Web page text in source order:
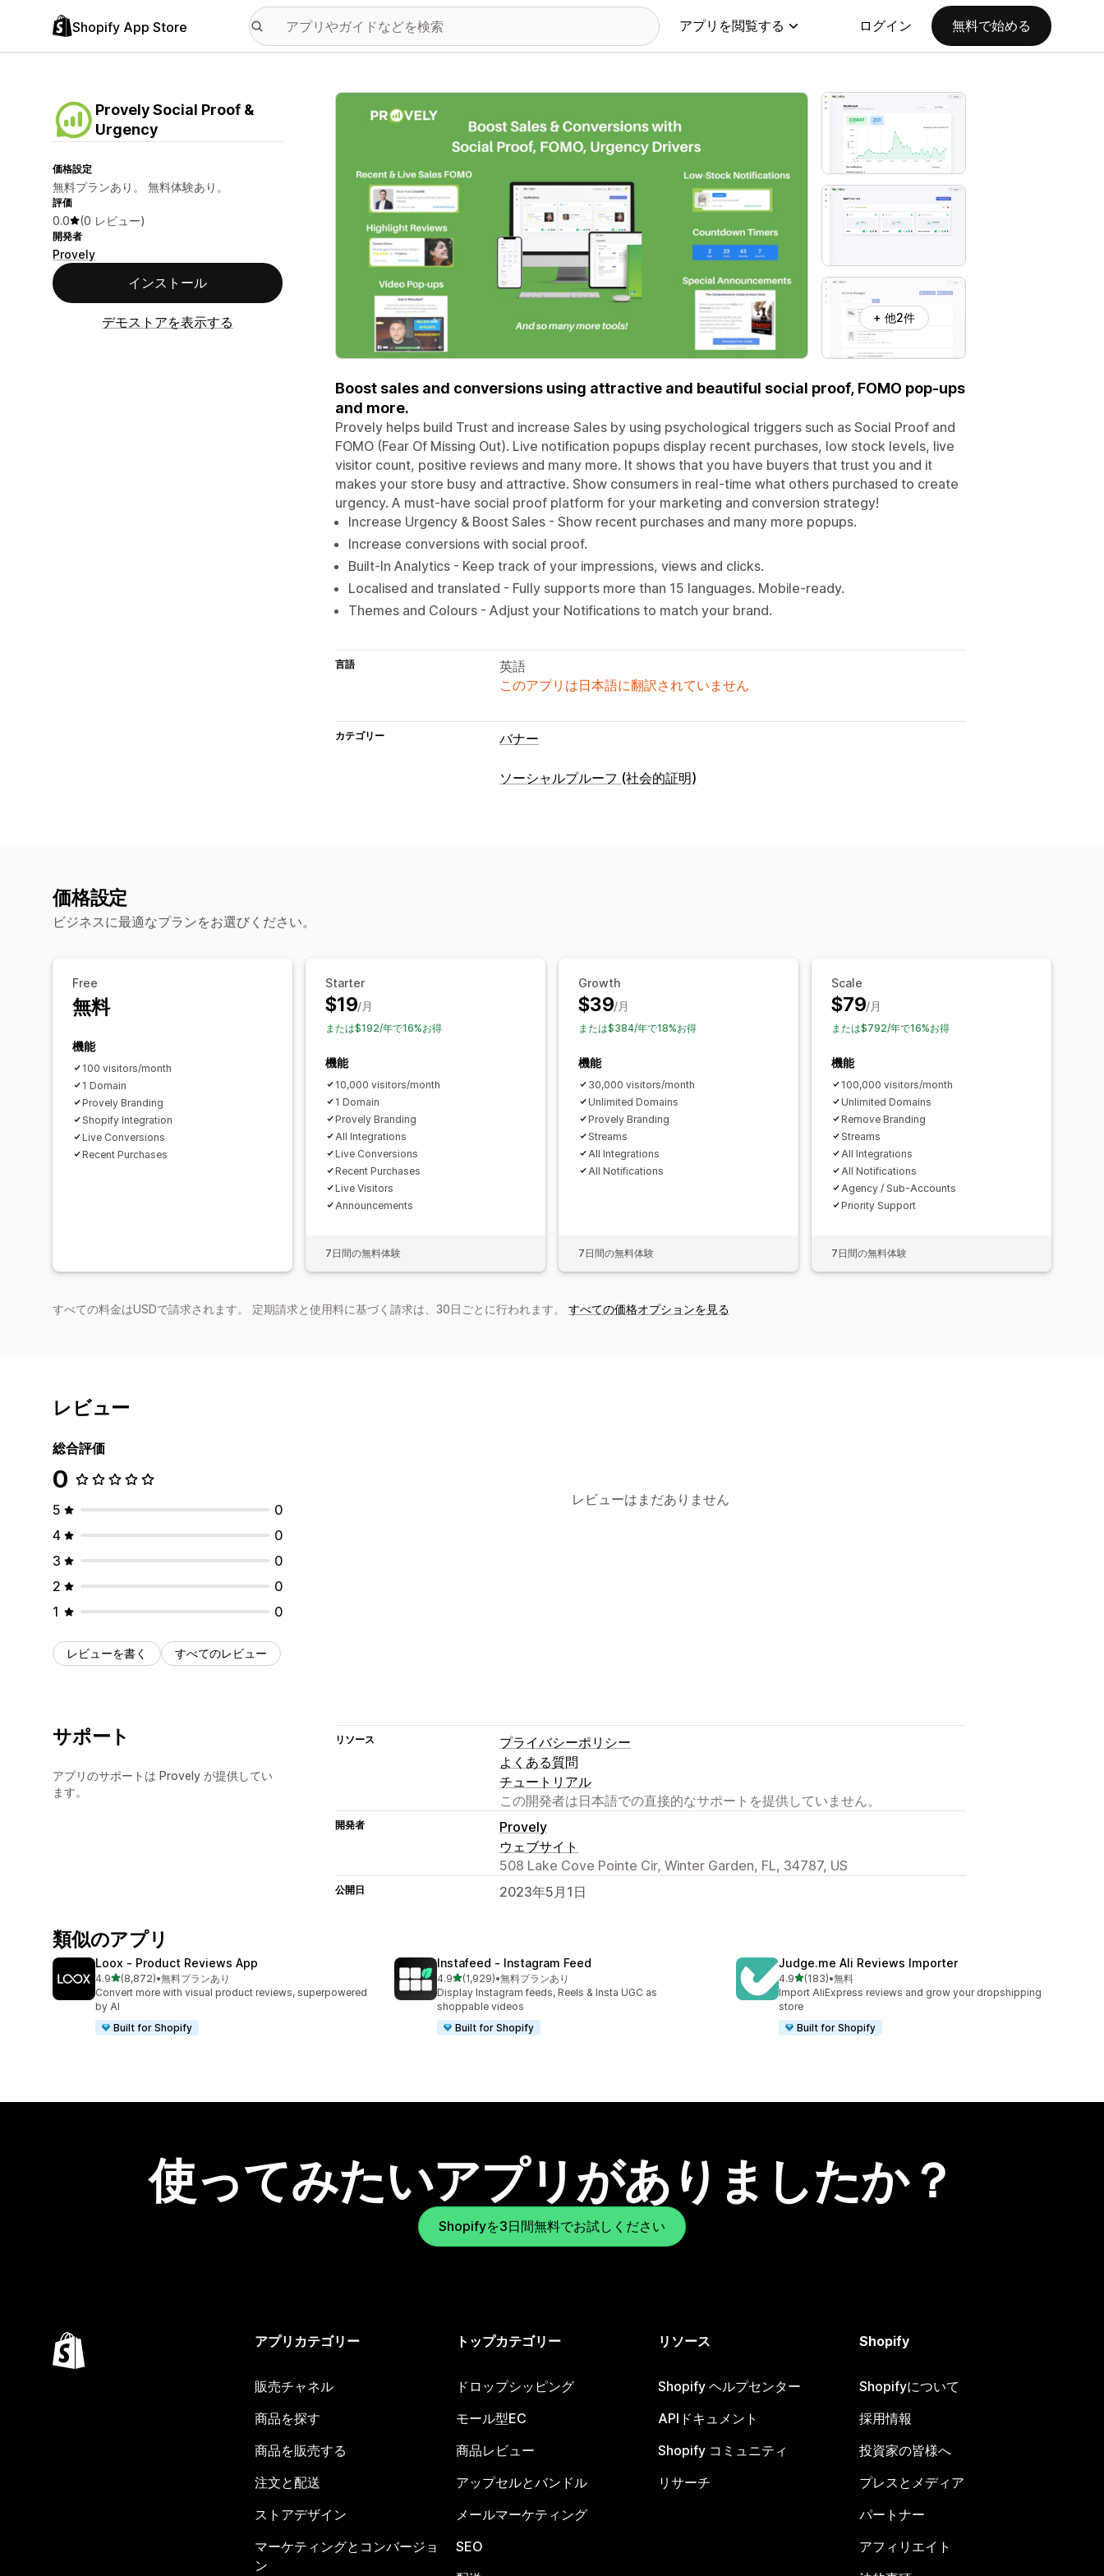
Shopify App Store アプリを閲覧する ログイン 無料で始める
Provely Social Proof &
Urgency
価格設定
無料プランあり。 無料体験あり。
評価
0.0 (0 レビュー)
開発者
Provely
インストール
デモストアを表示する
特集の画像ギャラリー
+ 他2件
Boost sales and conversions using attractive and beautiful social proof, FOMO pop-ups
and more.
Provely helps build Trust and increase Sales by using psychological triggers such as Social Proof and
FOMO (Fear Of Missing Out). Live notification popups display recent purchases, low stock levels, live
visitor count, positive reviews and many more. It shows that you have buyers that trust you and it
makes your store busy and attractive. Show consumers in real-time what others purchased to create
urgency. A must-have social proof platform for your marketing and conversion strategy!
Increase Urgency & Boost Sales - Show recent purchases and many more popups.
Increase conversions with social proof.
Built-In Analytics - Keep track of your impressions, views and clicks.
Localised and translated - Fully supports more than 15 languages. Mobile-ready.
Themes and Colours - Adjust your Notifications to match your brand.
言語
英語
このアプリは日本語に翻訳されていません
カテゴリー バナー
ソーシャルプルーフ (社会的証明)
価格設定
ビジネスに最適なプランをお選びください。
Free
無料
機能
100 visitors/month
1 Domain
Provely Branding
Shopify Integration
Live Conversions
Recent Purchases
Starter
$19/月
または$192/年で16%お得
機能
10,000 visitors/month
1 Domain
Provely Branding
All Integrations
Live Conversions
Recent Purchases
Live Visitors
Announcements
7日間の無料体験
Growth
$39/月
または$384/年で18%お得
機能
30,000 visitors/month
Unlimited Domains
Provely Branding
Streams
All Integrations
All Notifications
7日間の無料体験
Scale
$79/月
または$792/年で16%お得
機能
100,000 visitors/month
Unlimited Domains
Remove Branding
Streams
All Integrations
All Notifications
Agency / Sub-Accounts
Priority Support
7日間の無料体験
すべての料金はUSDで請求されます。 定期請求と使用料に基づく請求は、30日ごとに行われます。 すべての価格オプションを見る
レビュー
総合評価
0
5
0
4
0
3
0
2
0
1
0
レビューを書く すべてのレビュー
レビューはまだありません
サポート
アプリのサポートは Provely が提供してい
ます。
リソース
プライバシーポリシー
よくある質問
チュートリアル
この開発者は日本語での直接的なサポートを提供していません。
開発者
Provely
ウェブサイト
508 Lake Cove Pointe Cir, Winter Garden, FL, 34787, US
公開日 2023年5月1日
類似のアプリ
Loox ‑ Product Reviews App
4.95つ星中
(8,872)
合計レビュー数：8872件
•無料プランあり
Convert more with visual product reviews, superpowered
by AI
Built for Shopify
Instafeed ‑ Instagram Feed
4.95つ星中
(1,929)
合計レビュー数：1929件
•無料プランあり
Display Instagram feeds, Reels & Insta UGC as
shoppable videos
Built for Shopify
Judge.me Ali Reviews Importer
4.95つ星中
(183)
合計レビュー数：183件
•無料
Import AliExpress reviews and grow your dropshipping
store
Built for Shopify
使ってみたいアプリがありましたか？
Shopifyを3日間無料でお試しください
アプリカテゴリー
販売チャネル
商品を探す
商品を販売する
注文と配送
ストアデザイン
マーケティングとコンバージョ
ン
トップカテゴリー
ドロップシッピング
モール型EC
商品レビュー
アップセルとバンドル
メールマーケティング
SEO
リソース
Shopify ヘルプセンター
APIドキュメント
Shopify コミュニティ
リサーチ
Shopify
Shopifyについて
採用情報
投資家の皆様へ
プレスとメディア
パートナー
アフィリエイト